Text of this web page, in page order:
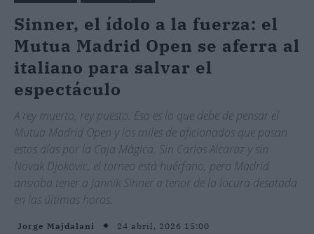
Sinner, el ídolo a la fuerza: el
Mutua Madrid Open se aferra al
italiano para salvar el
espectáculo
A rey muerto, rey puesto. Eso es lo que debe de pensar el
Mutua Madrid Open y los miles de aficionados que pasan
estos días por la Caja Mágica. Sin Carlos Alcaraz y sin
Novak Djokovic, el torneo está huérfano, pero Madrid
ansiaba tener a Jannik Sinner a tenor de la locura desatada
en las últimas horas.
Jorge Majdalani 24 abril, 2026 15:00